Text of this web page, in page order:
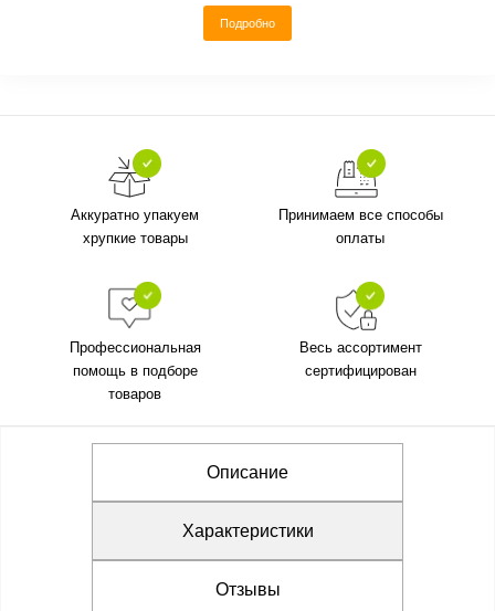
Подробно
Аккуратно упакуем
хрупкие товары
Принимаем все способы
оплаты
Профессиональная
помощь в подборе
товаров
Весь ассортимент
сертифицирован
Описание
Характеристики
Отзывы